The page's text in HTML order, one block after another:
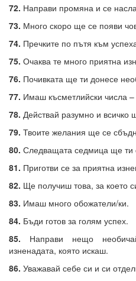
72. Направи промяна и се
73. Много скоро ще се появи
74. Пречките по пътя към
75. Очаква те много приятна
76. Почивката ще ти донесе
77. Имаш късметлийски числа
78. Действай разумно и всичко
79. Твоите желания ще се
80. Следващата седмица ще ти
81. Приготви се за приятна
82. Ще получиш това, за което
83. Имаш много обожатели/ки.
84. Бъди готов за голям успех.
85. Направи нещо
изненадата, която искаш.
86. Уважавай себе си и си